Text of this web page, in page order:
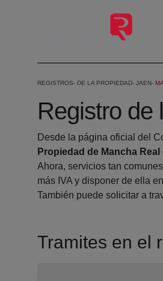
Saltar al contenido principal
REGISTROS DE LA PROPIEDAD JAEN
Registro de
Desde la página oficial del
Propiedad de Mancha Real
Ahora, servicios tan
más IVA y disponer de ella
También puede solicitar a
Tramites en el